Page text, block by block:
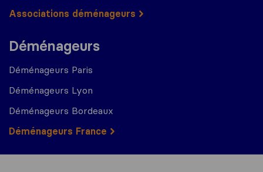
Associations déménageurs
Déménageurs
Déménageurs Paris
Déménageurs Lyon
Déménageurs Bordeaux
Déménageurs France